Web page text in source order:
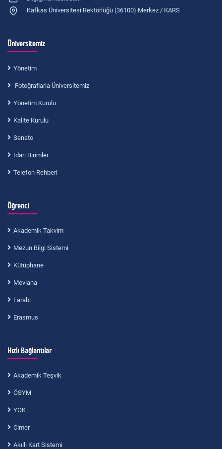
Kafkas Üniversitesi Rektörlüğü (36100) Merkez / KARS
Üniversitemiz
Yönetim
Fotoğraflarla Üniversitemiz
Yönetim Kurulu
Kalite Kurulu
Senato
İdari Birimler
Telefon Rehberi
Öğrenci
Akademik Takvim
Mezun Bilgi Sistemi
Kütüphane
Mevlana
Farabi
Erasmus
Hızlı Bağlantılar
Akademik Teşvik
ÖSYM
YÖK
Cimer
Akıllı Kart Sistemi